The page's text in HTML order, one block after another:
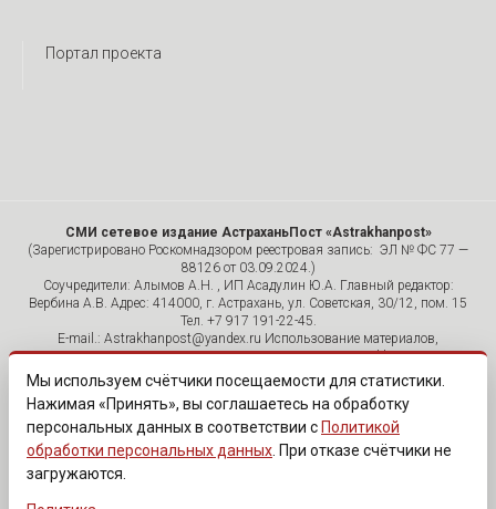
Портал проекта
СМИ сетевое издание АстраханьПост «Astrakhanpost»
(Зарегистрировано Роскомнадзором реестровая запись: ЭЛ № ФС 77 —
88126 от 03.09.2024.)
Соучредители: Алымов А.Н. , ИП Асадулин Ю.А. Главный редактор:
Вербина А.В. Адрес: 414000, г. Астрахань, ул. Советская, 30/12, пом. 15
Тел. +7 917 191-22-45.
E-mail.: Astrakhanpost@yandex.ru Использование материалов,
размещенных на страницах сетевого издания «Astrakhanpost»,
допускается исключительно с указанием источника и публикацией
активной гиперссылки на портал Astrakhanpost.ru. Комментарии
читателей сайта размещаются без предварительного редактирования.
Редакция оставляет за собой право удалить их с сайта или
отредактировать, если указанные сообщения нарушают законы РФ.
«САЙТ ПРЕДНАЗНАЧЕН ДЛЯ АУДИТОРИИ 18+»
Мы используем счётчики посещаемости для статистики.
Нажимая «Принять», вы соглашаетесь на обработку
персональных данных в соответствии с Политикой
обработки персональных данных . При отказе счётчики не
загружаются.